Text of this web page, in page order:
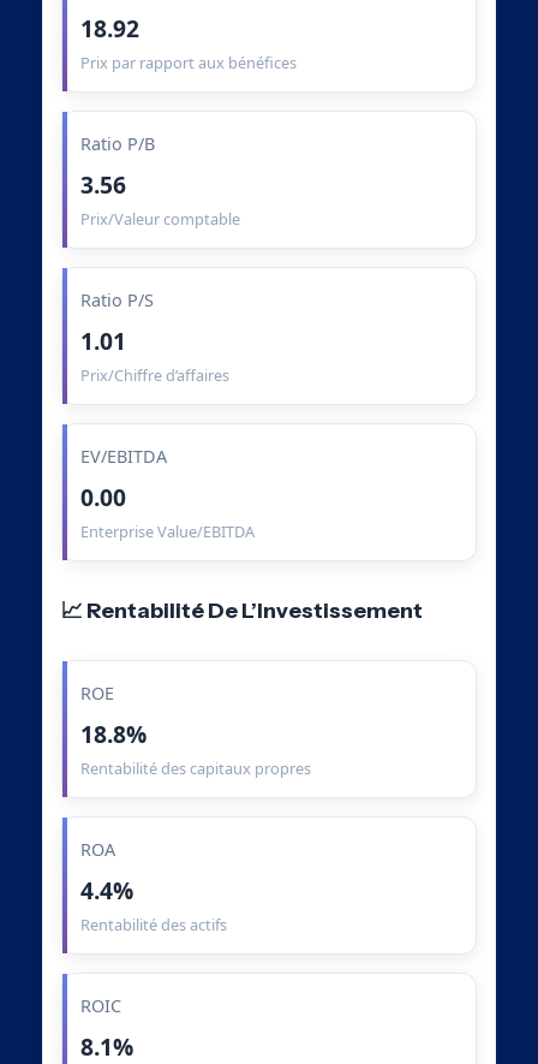
18.92
Prix par rapport aux bénéfices
Ratio P/B
3.56
Prix/Valeur comptable
Ratio P/S
1.01
Prix/Chiffre d’affaires
EV/EBITDA
0.00
Enterprise Value/EBITDA
📈 Rentabilité De L’Investissement
ROE
18.8%
Rentabilité des capitaux propres
ROA
4.4%
Rentabilité des actifs
ROIC
8.1%